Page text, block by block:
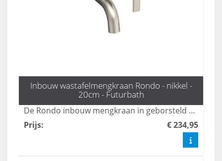
Inbouw wastafelmengkraan Rondo - nikkel -
20cm - Futurbath
De Rondo inbouw mengkraan in geborsteld nikkel combineert een subtiele en luxueuze uitstraling, waardoor het een perfecte aanvulling is voor elke moderne badkamer. Deze kraan biedt niet alleen esthetische waarde, maar ook functionaliteit en duurzaamheid. Transformeer uw badkamer met de elegante afwerking en geavanceerde technologie van de Rondo mengkraan.
Prijs: € 234,95